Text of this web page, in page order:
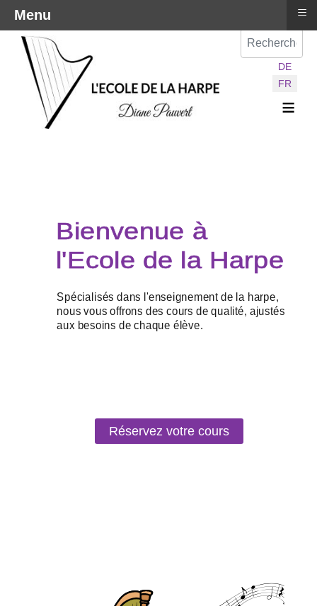
Sélectionnez
DE
FR
≡
Réservez votre cours
Menu ≡